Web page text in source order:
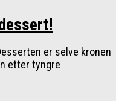
er selve kronen
etter tyngre